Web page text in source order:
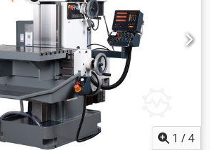
1 /4